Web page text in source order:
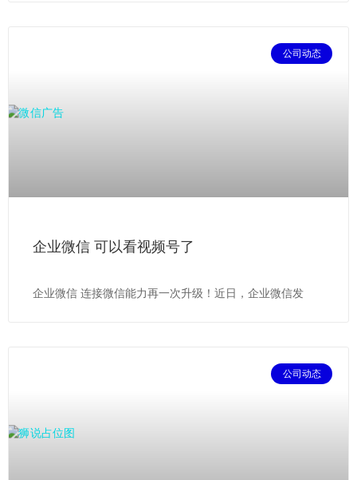
公司动态
企业微信 可以看视频号了
企业微信 连接微信能力再一次升级！近日，企业微信发
公司动态